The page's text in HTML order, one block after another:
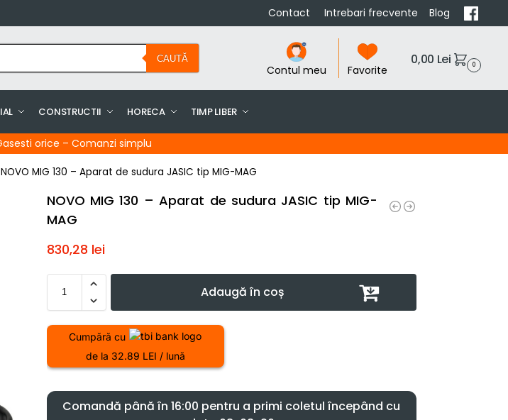
Contact Intrebari frecvente Blog
CAUTĂ
Contul meu Favorite
0,00 Lei 0
CONSTRUCTII HORECA TIMP LIBER
orice – Comanzi simplu
NOVO MIG 130 – Aparat de sudura JASIC tip MIG-MAG
NOVO MIG 130 – Aparat de sudura JASIC tip MIG-
MAG
830,28 lei
Adaugă în coș
Cumpără cu
de la 32.89 LEI / lună
Comandă până în 16:00 pentru a primi coletul începând cu